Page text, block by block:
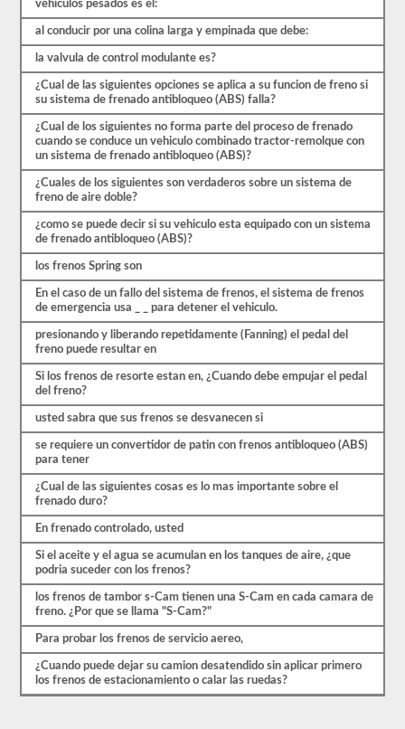
más.
Hay
examen
de
frenos
aire,
debe
obtener
80%
(20
para
aprobar
examen.
preguntas
basan
el
manual
del
conductor
2026
Wyoming
CDL.
examen
de
frenos
de
aire
vehiculos pesados es el:
al conducir por una colina larga y empinada que debe:
la valvula de control modulante es?
¿Cual de las siguientes opciones se aplica a su funcion de freno si
su sistema de frenado antibloqueo (ABS) falla?
¿Cual de los siguientes no forma parte del proceso de frenado
cuando se conduce un vehiculo combinado tractor-remolque con
un sistema de frenado antibloqueo (ABS)?
¿Cuales de los siguientes son verdaderos sobre un sistema de
freno de aire doble?
¿como se puede decir si su vehiculo esta equipado con un sistema
de frenado antibloqueo (ABS)?
los frenos Spring son
En el caso de un fallo del sistema de frenos, el sistema de frenos
de emergencia usa _ _ para detener el vehiculo.
presionando y liberando repetidamente (Fanning) el pedal del
freno puede resultar en
Si los frenos de resorte estan en, ¿Cuando debe empujar el pedal
del freno?
usted sabra que sus frenos se desvanecen si
se requiere un convertidor de patin con frenos antibloqueo (ABS)
para tener
¿Cual de las siguientes cosas es lo mas importante sobre el
frenado duro?
En frenado controlado, usted
Si el aceite y el agua se acumulan en los tanques de aire, ¿que
podria suceder con los frenos?
los frenos de tambor s-Cam tienen una S-Cam en cada camara de
freno. ¿Por que se llama "S-Cam?"
Para probar los frenos de servicio aereo,
¿Cuando puede dejar su camion desatendido sin aplicar primero
los frenos de estacionamiento o calar las ruedas?